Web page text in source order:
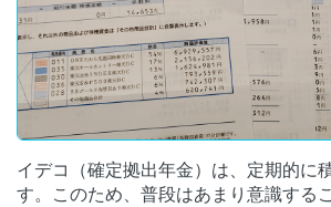
イデコ（確定拠出年金）は、定期的に
す。このため、普段はあまり意識する